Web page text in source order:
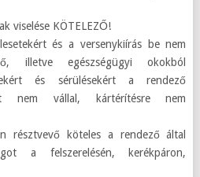
viselése KÖTELEZŐ!
és a versenykiírás be nem
illetve egészségügyi okokból
és sérülésekért a rendező
nem vállal, kártérítésre nem
résztvevő köteles a rendező által
a felszerelésén, kerékpáron,